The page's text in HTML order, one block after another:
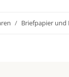
Briefpapier und